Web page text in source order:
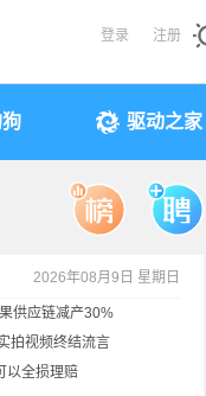
登录 注册
驱动之家
2026年08月9日 星期日
供应链减产30%
拍视频终结流言
以全损理赔